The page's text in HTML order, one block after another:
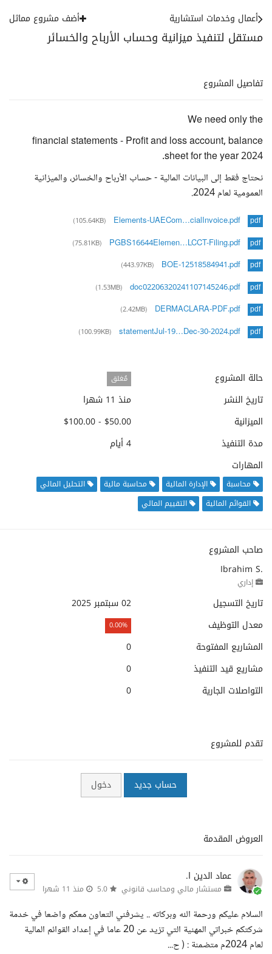
مستقل لتنفيذ ميزانية وحساب الأرباح والخسائر
أعمال وخدمات استشارية أضف مشروع مماثل
تفاصيل المشروع
We need only the
financial statements - Profit and loss account, balance
sheet for the year 2024.
نحتاج فقط إلى البيانات المالية - حساب الأرباح والخسائر، والميزانية
العمومية لعام 2024.
pdf
Elements-UAECom…cialInvoice.pdf
(105.64KB)
pdf
PGBS16644Elemen…LCCT-Filing.pdf
(75.81KB)
pdf
BOE-12518584941.pdf
(443.97KB)
pdf
doc02206320241107145246.pdf
(1.53MB)
pdf
DERMACLARA-PDF.pdf
(2.42MB)
pdf
statementJul-19…Dec-30-2024.pdf
(100.99KB)
حالة المشروع مُغلق
تاريخ النشر
منذ 11 شهرا
الميزانية
$50.00 - $100.00
مدة التنفيذ
4 أيام
المهارات
محاسبة الإدارة المالية محاسبة مالية
التحليل المالي
القوائم المالية
التقييم المالي
صاحب المشروع
Ibrahim S.
إداري
تاريخ التسجيل
02 سبتمبر 2025
معدل التوظيف
0.00%
المشاريع المفتوحة
0
مشاريع قيد التنفيذ
0
التواصلات الجارية
0
تقدم للمشروع
حساب جديد دخول
العروض المقدمة
عماد الدين ا.
مستشار مالي ومحاسب قانوني منذ 11 شهرا
السلام عليكم ورحمة الله وبركاته .. يشرفني التعاون معكم واضعا في خدمة
شركتكم خبراتي المهنية التي تزيد عن 20 عاما في إعداد القوائم المالية
لعام 2024م متضمنة : ( ح...